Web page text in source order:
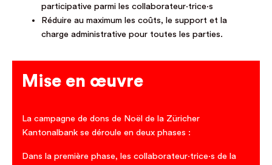
participative parmi les collaborateur·trice·s
Réduire au maximum les coûts, le support et la
charge administrative pour toutes les parties.
Mise en œuvre
La campagne de dons de Noël de la Züricher
Kantonalbank se déroule en deux phases :
Dans la première phase, les collaborateur·trice·s de la